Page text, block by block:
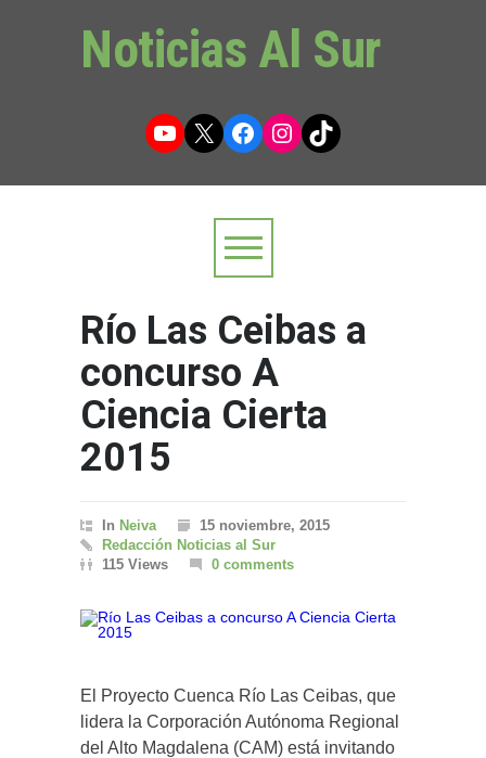
Noticias Al Sur
YouTube
X Facebook
Instagram
TikTok
Río Las Ceibas a
concurso A
Ciencia Cierta
2015
In Neiva
15 noviembre, 2015
Redacción Noticias al Sur
115 Views
0 comments
El Proyecto Cuenca Río Las Ceibas, que
lidera la Corporación Autónoma Regional
del Alto Magdalena (CAM) está invitando